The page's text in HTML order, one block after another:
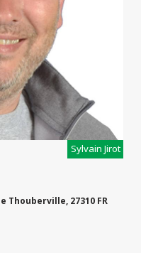
Jerome Eliot
Thouberville, 27310 FR